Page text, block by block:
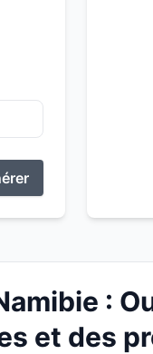
:
et des